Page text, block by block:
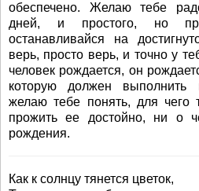
обеспечено. Желаю тебе
дней, и простого, но
останавливайся на
верь, просто верь, и точно у
человек рождается, он
которую должен выполнить
желаю тебе понять, для чего
прожить ее достойно, ни о
рождения.
Как к солнцу тянется цветок,